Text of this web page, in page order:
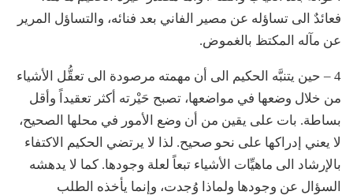
فعائدٌ الى تساؤله عن مصير الفاني بعد فنائه، والتساؤل المرير
عن مآله المكتظ بالغموض.
4 – حين يتنبَّه الحكيم الى أن مهمته مرصودة الى تعقُّل الأشياء
من خلال وضعها في مواضعها، تصبح حَيْرته أكثر تعقيداً وأقل
بساطة. بات على يقين من أن وضع الأمور في محلها الصحيح،
لا يعني إدراكها على نحو صحيح. لذا لا يرتضي الحكيم الاكتفاء
بالإرشاد الى ماهيِّات الأشياء تبعاً لعلة وجودها. كما لا يدهشه
السؤال عن وجودها ولماذا وُجدت، وإنما يأخذه الطلب